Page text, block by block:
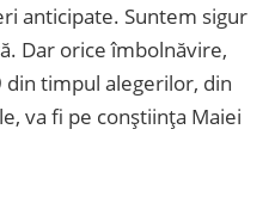
anticipate. Suntem sigur
Dar orice îmbolnăvire,
din timpul alegerilor, din
va fi pe conștiința Maiei